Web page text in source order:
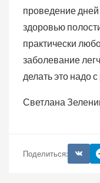
проведение дней
здоровью
практически
заболевание
делать это надо
Светлана
Поделиться: